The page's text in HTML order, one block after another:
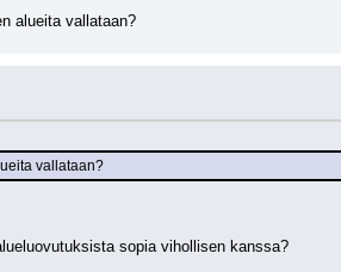
alueita vallataan?
vallataan?
sopia vihollisen kanssa?